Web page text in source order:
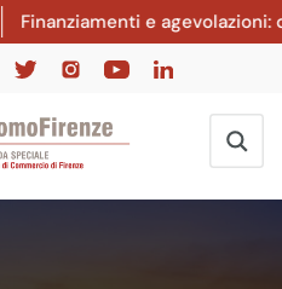
e agevolazioni: dal